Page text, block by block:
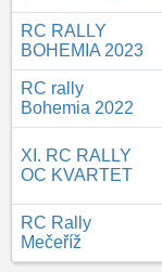
RC RALLY
BOHEMIA 2023
RC rally
Bohemia 2022
XI. RC RALLY
OC KVARTET
RC Rally
Mečeříž